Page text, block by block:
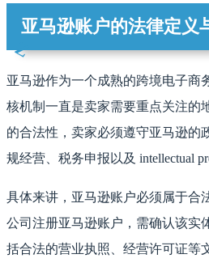
亚马逊账户的法律定义
亚马逊作为一个成熟的跨境电子商
核机制一直是卖家需要重点关注的
的合法性，卖家必须遵守亚马逊的
规经营、税务申报以及 intellectual
具体来讲，亚马逊账户必须属于合
公司注册亚马逊账户，需确认该实
括合法的营业执照、经营许可证等